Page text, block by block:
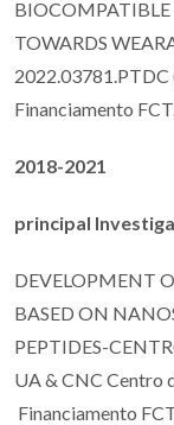
BIOCOMPATIBLE
TOWARDS
2022.03781.PTDC
Financiamento
2018-2021
principal
DEVELOPMENT
BASED ON
PEPTIDES-
UA & CNC Centro
Financiamento